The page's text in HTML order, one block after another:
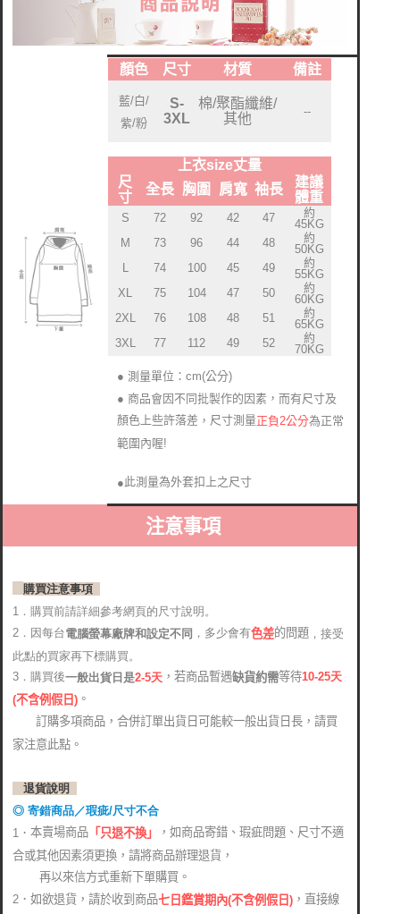
顏色 尺寸 材質 備註
藍/白/
紫/粉
S-
3XL
棉/聚酯纖維/
其他
--
上衣size丈量
尺
寸
全長 胸圍 肩寬 袖長
建議
體重
S 72 92 42 47
約
45KG
M
73 96 44 48
約
50KG
L
74 100 45 49
約
55KG
XL
75 104 47 50
約
60KG
2XL
76 108 48 51
約
65KG
3XL
77 112 49 52
約
70KG
● 測量單位：cm(公分)
● 商品會因不同批製作的因素，而有尺寸及
顏色上些許落差 ， 尺寸測量正負2公分為正常
範圍內喔!
●此測量為外套扣上之尺寸
注意事項
購買注意事項
1．購買前請詳細參考網頁的尺寸說明。
2．因每台電腦螢幕廠牌和設定不同 ，多少會有色差的問題 ，接受
此點的買家再下標購買。
3．購買後一般出貨日是2-5天 ，若商品暫遇缺貨約需等待10-25天
(不含例假日) 。
訂購多項商品，合併訂單出貨日可能較一般出貨日長，請買
家注意此點。
退貨說明
◎ 寄錯商品／瑕疵/尺寸不合
1． 本賣場商品 「只退不換」
，如商品寄錯、瑕疵問題、尺寸不適
合或其他因素須更換，請將商品辦理退貨，
再以來信方式重新下單購買。
2．如欲退貨，請於收到商品七日鑑賞期內(不含例假日) ，直接線